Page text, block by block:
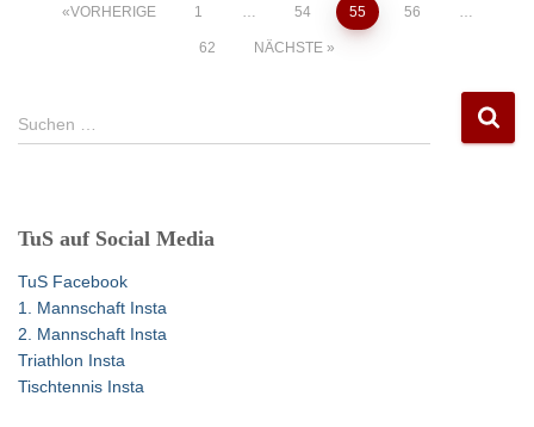
Seitennummerierung
Beiträge
VORHERIGE 1 … 54 55 56 …
62 NÄCHSTE
S
u
n
n
a
c
h
:
Suchen …
TuS auf Social Media
TuS Facebook
1. Mannschaft Insta
2. Mannschaft Insta
Triathlon Insta
Tischtennis Insta